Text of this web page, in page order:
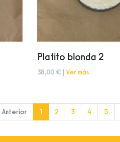
Platito blonda 2
38,00 € | Ver más
1 (current)
2 3 4 5